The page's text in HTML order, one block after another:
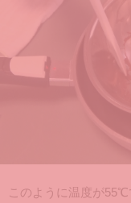
このように温度が